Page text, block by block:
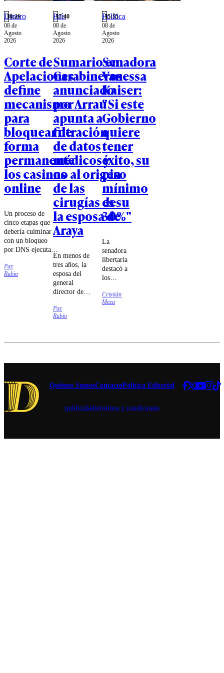
Dinero
18:26
08 de
Agosto
2026
Corte de
Apelaciones
define
mecanismo
para
bloquear de
forma
permanente
los casinos
online
Un proceso de
cinco etapas que
debería culminar
con un bloqueo
por DNS ejecutado
por las compañías
de
telecomunicaciones
Paz
Rubio
País
17:40
08 de
Agosto
2026
Sumario en
Carabineros
anunciado
por Arrau
apunta a
filtración
de datos
médicos y
no al origen
de las
cirugías de
la esposa de
Araya
En menos de
tres años, la
esposa del
general
director de
se sometió a
cuatro
duda.
Paz
Rubio
Política
15:55
08 de
Agosto
2026
Senadora
Vanessa
Kaiser:
"Si este
Gobierno
quiere
tener
éxito, su
piso
mínimo
es su
30%"
La
senadora
libertaria
destacó a
los
Jorge
Quiroz e
la batalla
Cristián
Meza
Quiénes SomosContactoPolítica Editorial
publicidadtérminos y condiciones